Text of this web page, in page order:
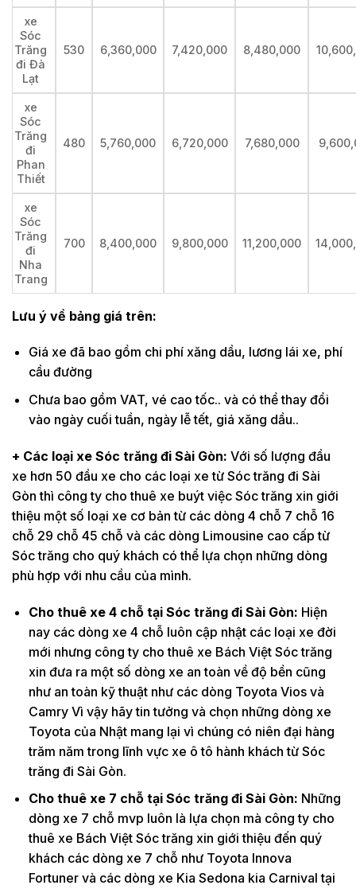
xe
Sóc
Trăng
đi Đà
Lạt
530 6,360,000 7,420,000 8,480,000
xe
Sóc
Trăng
đi
Phan
Thiết
480 5,760,000 6,720,000 7,680,000
xe
Sóc
Trăng
đi
Nha
Trang
700 8,400,000 9,800,000 11,200,000
Lưu ý về bảng giá trên:
Giá xe đã bao gồm chi phí xăng dầu, lương lái xe, phí
cầu đường
Chưa bao gồm VAT, vé cao tốc.. và có thể thay đổi
vào ngày cuối tuần, ngày lễ tết, giá xăng dầu..
+ Các loại xe Sóc trăng đi Sài Gòn: Với số lượng đầu
xe hơn 50 đầu xe cho các loại xe từ Sóc trăng đi Sài
Gòn thì công ty cho thuê xe buýt việc Sóc trăng xin giới
thiệu một số loại xe cơ bản từ các dòng 4 chỗ 7 chỗ 16
chỗ 29 chỗ 45 chỗ và các dòng Limousine cao cấp từ
Sóc trăng cho quý khách có thể lựa chọn những dòng
phù hợp với nhu cầu của mình.
Cho thuê xe 4 chỗ tại Sóc trăng đi Sài Gòn: Hiện
nay các dòng xe 4 chỗ luôn cập nhật các loại xe đời
mới nhưng công ty cho thuê xe Bách Việt Sóc trăng
xin đưa ra một số dòng xe an toàn về độ bền cũng
như an toàn kỹ thuật như các dòng Toyota Vios và
Camry Vì vậy hãy tin tưởng và chọn những dòng xe
Toyota của Nhật mang lại vì chúng có niên đại hàng
trăm năm trong lĩnh vực xe ô tô hành khách từ Sóc
trăng đi Sài Gòn.
Cho thuê xe 7 chỗ tại Sóc trăng đi Sài Gòn: Những
dòng xe 7 chỗ mvp luôn là lựa chọn mà công ty cho
thuê xe Bách Việt Sóc trăng xin giới thiệu đến quý
khách các dòng xe 7 chỗ như Toyota Innova
Fortuner và các dòng xe Kia Sedona kia Carnival tại